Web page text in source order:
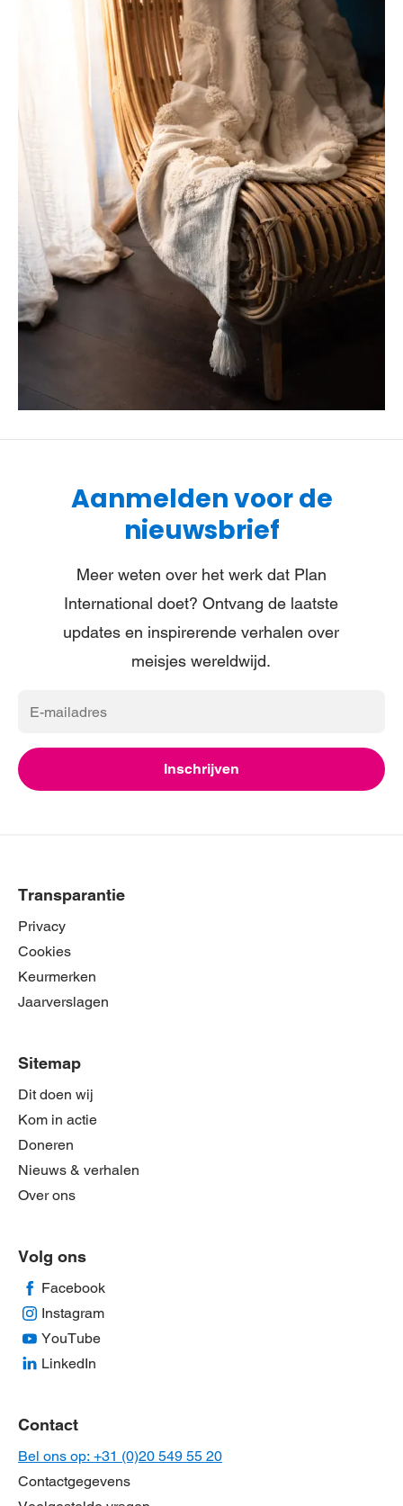
_pos=2&_psq=plaid&_ss=e&_v=1.0
Aanmelden voor de
nieuwsbrief
Meer weten over het werk dat Plan
International doet? Ontvang de laatste
updates en inspirerende verhalen over
meisjes wereldwijd.
E-
Inschrijven
Transparantie
Privacy
Cookies
Keurmerken
Jaarverslagen
Sitemap
Dit doen wij
Kom in actie
Doneren
Nieuws & verhalen
Over ons
Volg ons
Facebook
Instagram
YouTube
LinkedIn
Contact
Bel ons op: +31 (0)20 549 55 20
Contactgegevens